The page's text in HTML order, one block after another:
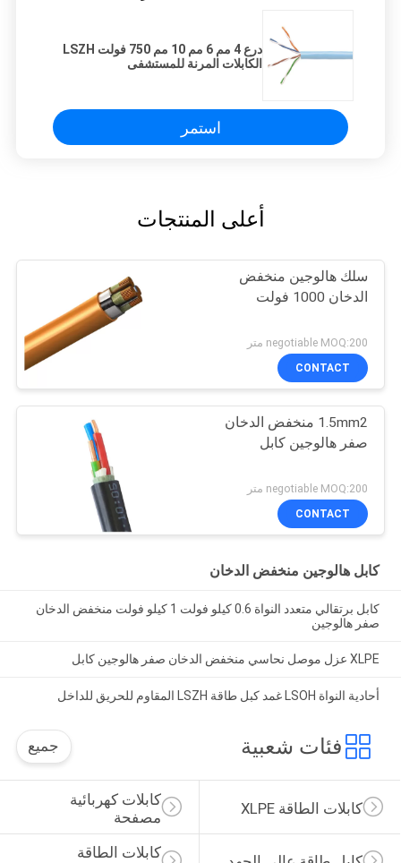
درع 4 مم 6 مم 10 مم 750 فولت LSZH
الكابلات المرنة للمستشفى
استمر
أعلى المنتجات
سلك هالوجين منخفض
الدخان 1000 فولت
negotiable MOQ:200 متر
CONTACT
1.5mm2 منخفض الدخان
صفر هالوجين كابل
negotiable MOQ:200 متر
CONTACT
كابل هالوجين منخفض الدخان
كابل برتقالي متعدد النواة 0.6 كيلو فولت 1 كيلو فولت منخفض الدخان
صفر هالوجين
XLPE عزل موصل نحاسي منخفض الدخان صفر هالوجين كابل
أحادية النواة LSOH غمد كبل طاقة LSZH المقاوم للحريق للداخل
فئات شعبية جميع
كابلات كهربائية
مصفحة
كابلات الطاقة XLPE
كابلات الطاقة